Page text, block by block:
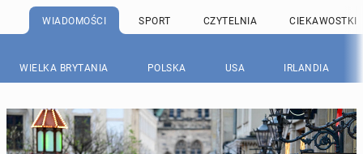
WIADOMOŚCI SPORT CZYTELNIA CIEKAWOSTKI
WIELKA BRYTANIA POLSKA USA IRLANDIA